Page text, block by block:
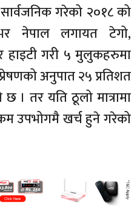
गरेको २०१८ को
नेपाल लगायत टेगो,
हाइटी गरी ५ मुलुकहरुमा
अनुपात २५ प्रतिशत
। तर यति ठूलो मात्रामा
उपभोगमै खर्च हुने गरेको